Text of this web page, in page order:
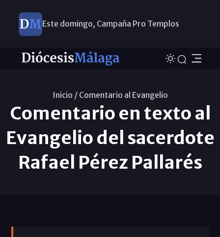
Este domingo, Campaña Pro Templos
Inicio / Comentario al Evangelio
Comentario en texto al
Evangelio del sacerdote
Rafael Pérez Pallarés